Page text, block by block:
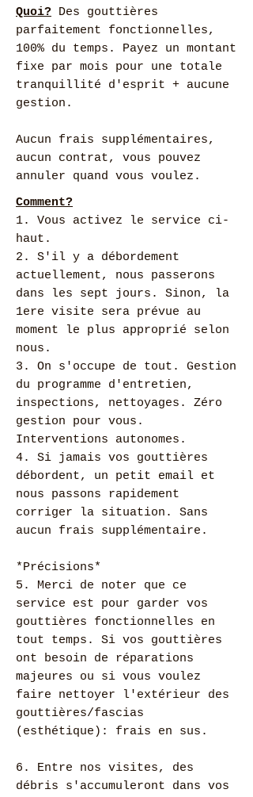
Quoi? Des gouttières
parfaitement fonctionnelles,
100% du temps. Payez un montant
fixe par mois pour une totale
tranquillité d'esprit + aucune
gestion.
Aucun frais supplémentaires,
aucun contrat, vous pouvez
annuler quand vous voulez.
Comment?
1. Vous activez le service ci-
haut.
2. S'il y a débordement
actuellement, nous passerons
dans les sept jours. Sinon, la
1ere visite sera prévue au
moment le plus approprié selon
nous.
3. On s'occupe de tout. Gestion
du programme d'entretien,
inspections, nettoyages. Zéro
gestion pour vous.
Interventions autonomes.
4. Si jamais vos gouttières
débordent, un petit email et
nous passons rapidement
corriger la situation. Sans
aucun frais supplémentaire.
*Précisions*
5. Merci de noter que ce
service est pour garder vos
gouttières fonctionnelles en
tout temps. Si vos gouttières
ont besoin de réparations
majeures ou si vous voulez
faire nettoyer l'extérieur des
gouttières/fascias
(esthétique): frais en sus.
6. Entre nos visites, des
débris s'accumuleront dans vos